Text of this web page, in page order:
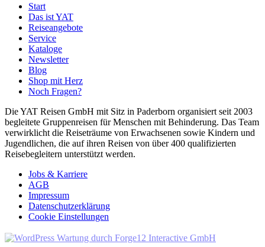
Start
Das ist YAT
Reiseangebote
Service
Kataloge
Newsletter
Blog
Shop mit Herz
Noch Fragen?
Die YAT Reisen GmbH mit Sitz in Paderborn organisiert seit 2003
begleitete Gruppenreisen für Menschen mit Behinderung. Das Team
verwirklicht die Reiseträume von Erwachsenen sowie Kindern und
Jugendlichen, die auf ihren Reisen von über 400 qualifizierten
Reisebegleitern unterstützt werden.
Jobs & Karriere
AGB
Impressum
Datenschutzerklärung
Cookie Einstellungen